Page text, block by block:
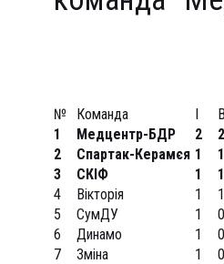
№ Команда І В
1
Медцентр-БДР 2 2
2
Спартак-Керамєя 1 1
3
СКІФ 1 1
4
Вікторія 1 1
5
СумДУ 1 0
6
Динамо 1 0
7
Зміна 1 0